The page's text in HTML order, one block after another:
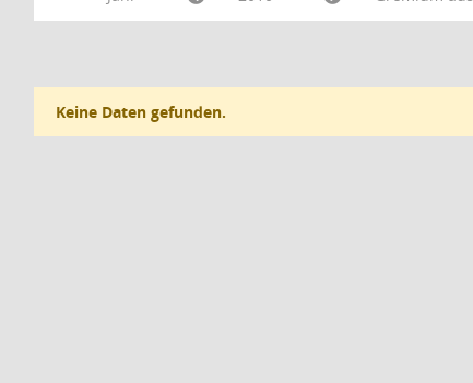
Keine Daten gefunden.